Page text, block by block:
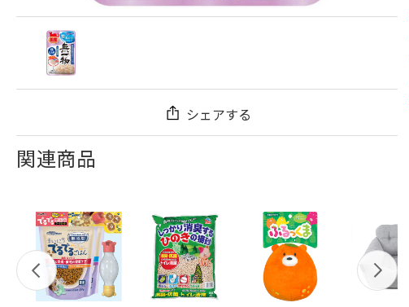
シェアする
関連商品